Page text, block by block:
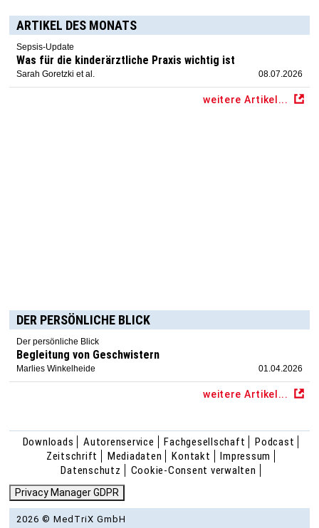
ARTIKEL DES MONATS
Sepsis-Update
Was für die kinderärztliche Praxis wichtig ist
Sarah Goretzki et al. 08.07.2026
weitere Artikel...
DER PERSÖNLICHE BLICK
Der persönliche Blick
Begleitung von Geschwistern
Marlies Winkelheide 01.04.2026
weitere Artikel...
Downloads Autorenservice Fachgesellschaft
Podcast
Zeitschrift
Mediadaten Kontakt
Impressum
Datenschutz
Cookie-Consent verwalten
Privacy Manager GDPR
2026 © MedTriX GmbH